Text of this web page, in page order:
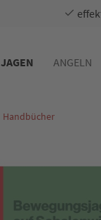
JAGEN ANGELN
Handbücher